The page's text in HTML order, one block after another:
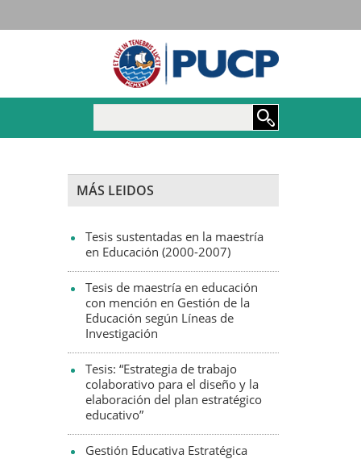
Maestría y Doctorado
MÁS LEIDOS
Tesis sustentadas en la maestría
en Educación (2000-2007)
Tesis de maestría en educación
con mención en Gestión de la
Educación según Líneas de
Investigación
Tesis: “Estrategia de trabajo
colaborativo para el diseño y la
elaboración del plan estratégico
educativo”
Gestión Educativa Estratégica